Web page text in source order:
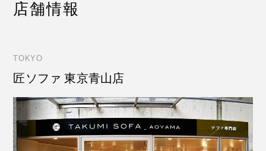
店舗情報
TOKYO
匠ソファ 東京青山店